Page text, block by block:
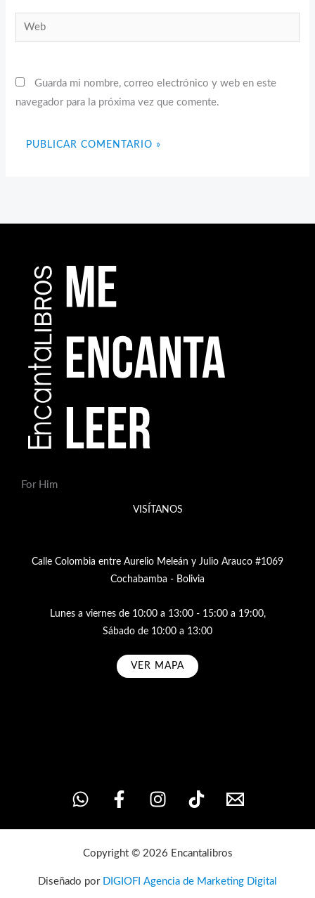
Web
Guarda mi nombre, correo electrónico y web en este
navegador para la próxima vez que comente.
For Him
VISÍTANOS
Calle Colombia entre Aurelio Meleán y Julio Arauco #1069
Cochabamba - Bolivia
Lunes a viernes de 10:00 a 13:00 - 15:00 a 19:00,
Sábado de 10:00 a 13:00
VER MAPA
Copyright © 2026 Encantalibros
Diseñado por DIGIOFI Agencia de Marketing Digital